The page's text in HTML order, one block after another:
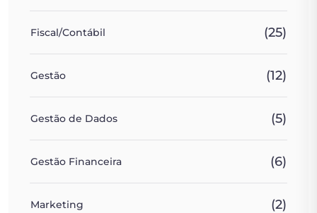
Fiscal/Contábil (25)
Gestão (12)
Gestão de Dados (5)
Gestão Financeira (6)
Marketing (2)